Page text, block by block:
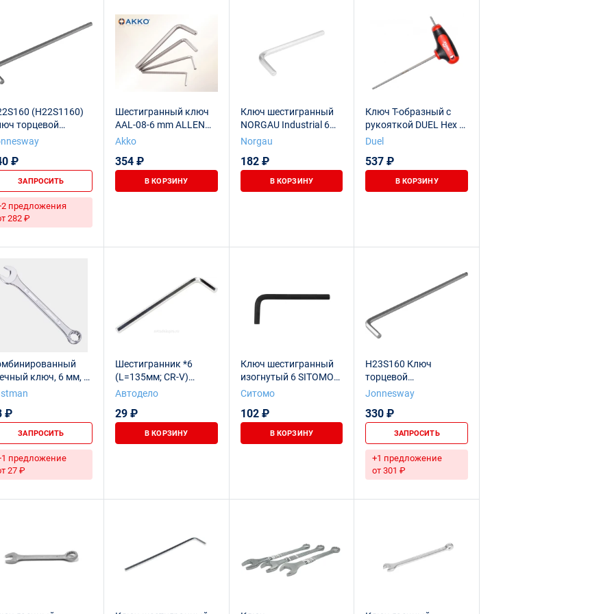
(H22S1160)
торцевой
H6
₽
ЗАПРОСИТЬ
предложения
282 ₽
Шестигранный ключ
AAL-08-6 mm ALLEN
KEY
Akko
354 ₽
В КОРЗИНУ
Ключ шестигранный
NORGAU Industrial 6
мм, N42-6
Norgau
182 ₽
В КОРЗИНУ
Ключ Т-образный с
рукояткой DUEL Hex с
шаром 6мм, DL11-060-
Duel
537 ₽
В КОРЗИНУ
ключ, 6 мм, E-
₽
ЗАПРОСИТЬ
предложение
27 ₽
Шестигранник *6
(L=135мм; CR-V)
АвтоDело 30326
Автодело
29 ₽
В КОРЗИНУ
Ключ шестигранный
изогнутый 6 SITOMO
BELARUS
Ситомо
102 ₽
В КОРЗИНУ
H23S160 Ключ
торцевой
шестигранный
для изношенного
крепежа, H6
Jonnesway
330 ₽
ЗАПРОСИТЬ
+1 предложение
от 301 ₽